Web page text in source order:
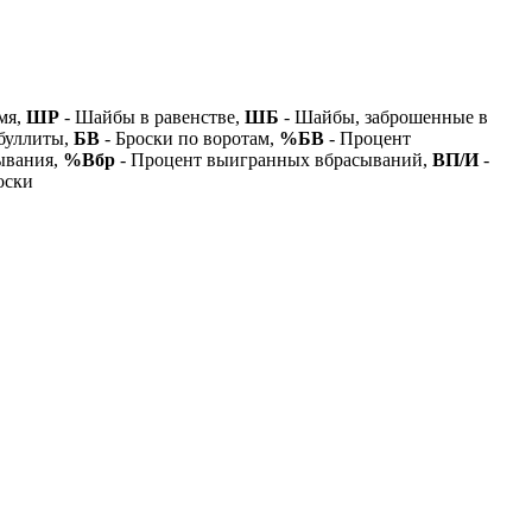
ШР - Шайбы в равенстве, ШБ - Шайбы, заброшенные в
БВ - Броски по воротам, %БВ - Процент
%Вбр - Процент выигранных вбрасываний, ВП/И-